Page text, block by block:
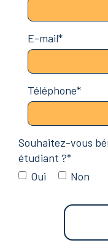
E-mail*
Téléphone*
Souhaitez-vous
étudiant ?*
Oui
Non